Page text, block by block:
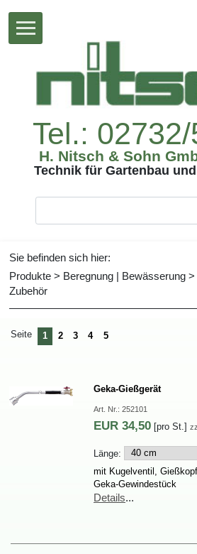
Tel.:02732/
Siebefindensichhier:
Produkte > Beregnung|Bewässerung >
Zubehör
Seite 1 2 3 4 5
Geka-Gießgerät
Art.Nr.: 252101
EUR 34,50 [proSt.]
Länge:
Geka-Gewindestück
Details...